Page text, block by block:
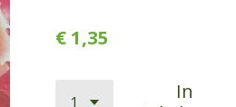
€ 1,35
In